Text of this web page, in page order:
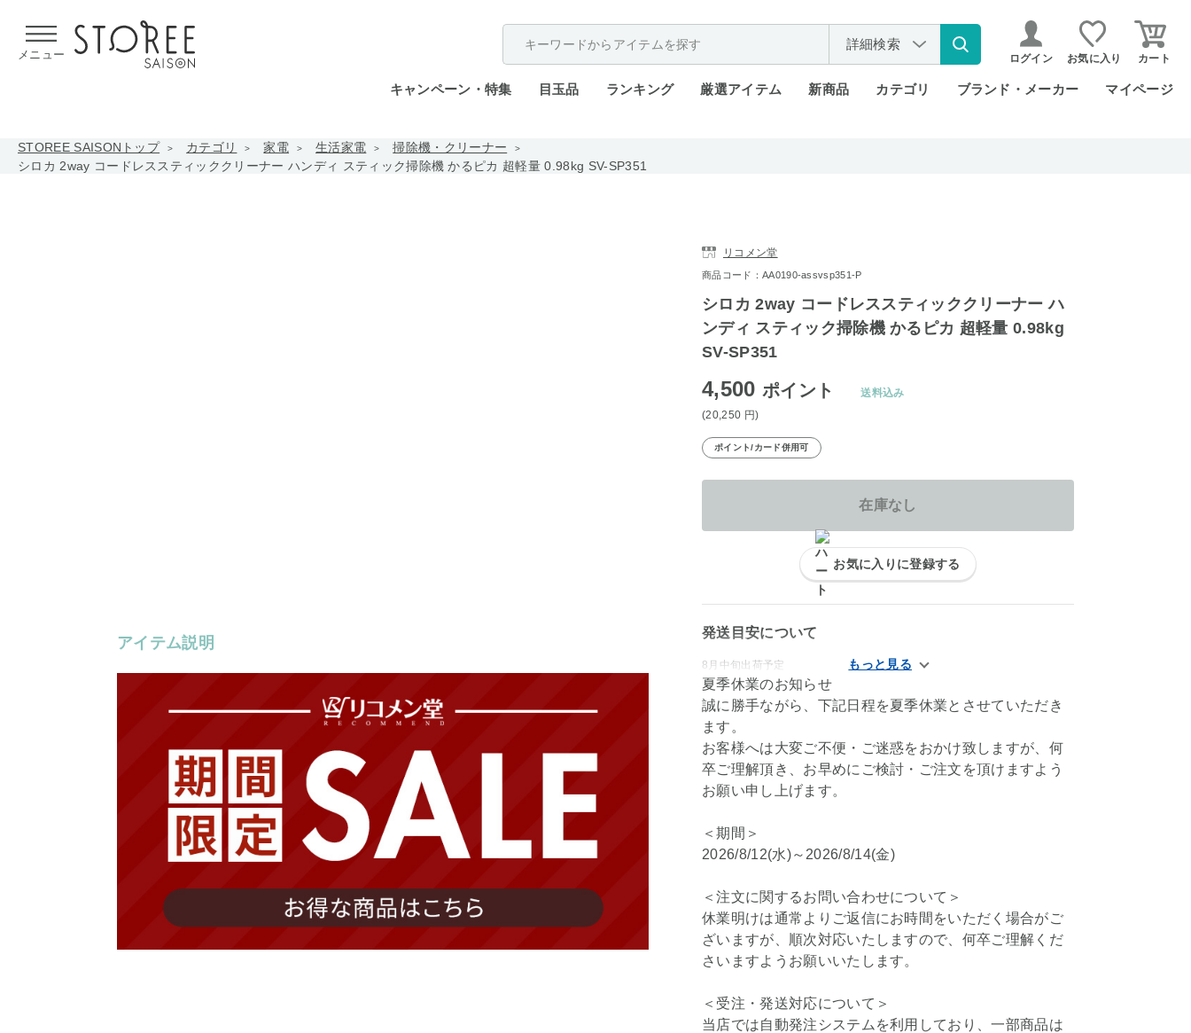
メニュー
詳細検索
ログイン お気に入り カート
キャンペーン・特集 目玉品 ランキング 厳選アイテム 新商品 カテゴリ ブランド・メーカー マイページ
STOREE SAISONトップ カテゴリ 家電 生活家電
掃除機・クリーナー
シロカ 2way コードレススティッククリーナー ハンディ スティック掃除機 かるピカ 超軽量 0.98kg SV-SP351
アイテム説明
リコメン堂
商品コード：AA0190-assvsp351-P
シロカ 2way コードレススティッククリーナー ハ
ンディ スティック掃除機 かるピカ 超軽量 0.98kg
SV-SP351
4,500 ポイント
(20,250 円)
送料込み
ポイント/カード併用可
在庫なし
お気に入りに登録する
発送目安について
8月中旬出荷予定
夏季休業のお知らせ
誠に勝手ながら、下記日程を夏季休業とさせていただき
ます。
お客様へは大変ご不便・ご迷惑をおかけ致しますが、何
卒ご理解頂き、お早めにご検討・ご注文を頂けますよう
お願い申し上げます。
＜期間＞
2026/8/12(水)～2026/8/14(金)
＜注文に関するお問い合わせについて＞
休業明けは通常よりご返信にお時間をいただく場合がご
ざいますが、順次対応いたしますので、何卒ご理解くだ
さいますようお願いいたします。
＜受注・発送対応について＞
当店では自動発注システムを利用しており、一部商品は